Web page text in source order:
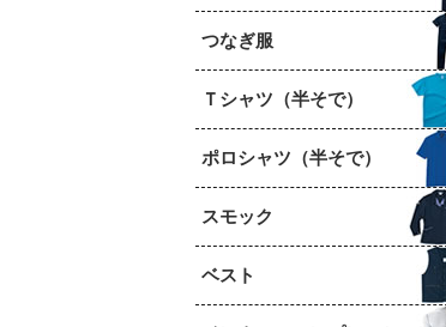
つなぎ服
Ｔシャツ（半そで）
ポロシャツ（半そで）
スモック
ベスト